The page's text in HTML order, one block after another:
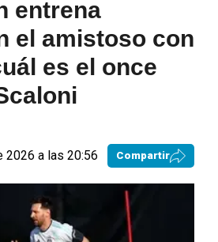
entrena
el amistoso con
es el once
2026 a las 20:56 Compartir